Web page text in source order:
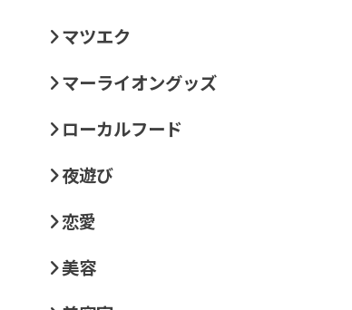
マツエク
マーライオングッズ
ローカルフード
夜遊び
恋愛
美容